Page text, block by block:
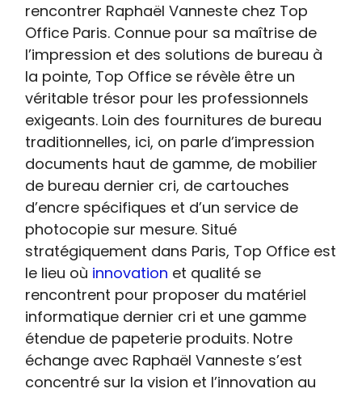
rencontrer Raphaël Vanneste chez Top
Office Paris. Connue pour sa maîtrise de
l’impression et des solutions de bureau à
la pointe, Top Office se révèle être un
véritable trésor pour les professionnels
exigeants. Loin des fournitures de bureau
traditionnelles, ici, on parle d’impression
documents haut de gamme, de mobilier
de bureau dernier cri, de cartouches
d’encre spécifiques et d’un service de
photocopie sur mesure. Situé
stratégiquement dans Paris, Top Office est
le lieu où innovation et qualité se
rencontrent pour proposer du matériel
informatique dernier cri et une gamme
étendue de papeterie produits. Notre
échange avec Raphaël Vanneste s’est
concentré sur la vision et l’innovation au